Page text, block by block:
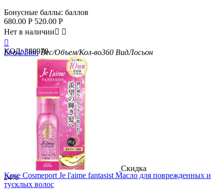
Бонусные баллы: баллов
680.00 Р 520.00 Р
Нет в наличии 

БрендLion Вес/Объем/Кол-во360 ВидЛосьон
КОД: 388978
Скидка
24%
Kose Cosmeport Je l'aime fantasist Масло для поврежденных и
тусклых волос